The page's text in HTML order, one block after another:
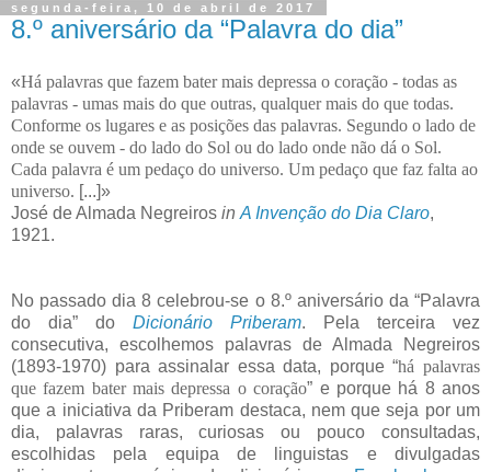
segunda-feira, 10 de abril de 2017
8.º aniversário da “Palavra do dia”
«Há palavras que fazem bater mais depressa o coração - todas as
palavras - umas mais do que outras, qualquer mais do que todas.
Conforme os lugares e as posições das palavras. Segundo o lado de
onde se ouvem - do lado do Sol ou do lado onde não dá o Sol.
Cada palavra é um pedaço do universo. Um pedaço que faz falta ao
universo. [...]»
José de Almada Negreiros in A Invenção do Dia Claro,
1921.
No passado dia 8 celebrou-se o 8.º aniversário da “Palavra
do dia” do Dicionário Priberam. Pela terceira vez
consecutiva, escolhemos palavras de Almada Negreiros
(1893-1970) para assinalar essa data, porque “há palavras
que fazem bater mais depressa o coração” e porque há 8 anos
que a iniciativa da Priberam destaca, nem que seja por um
dia, palavras raras, curiosas ou pouco consultadas,
escolhidas pela equipa de linguistas e divulgadas